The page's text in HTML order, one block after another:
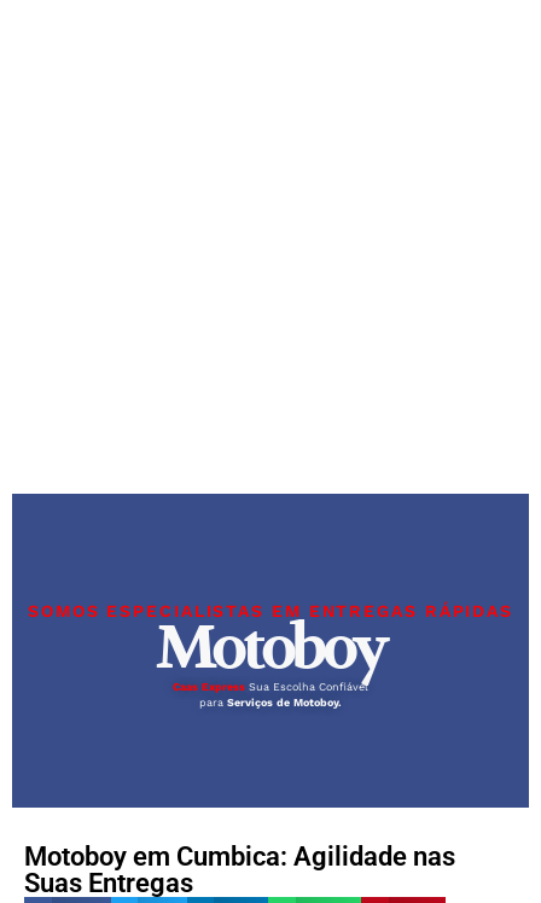
SOMOS ESPECIALISTAS EM ENTREGAS RÁPIDAS
Motoboy
Caas Express Sua Escolha Confiável
para Serviços de Motoboy.
Motoboy em Cumbica: Agilidade nas
Suas Entregas